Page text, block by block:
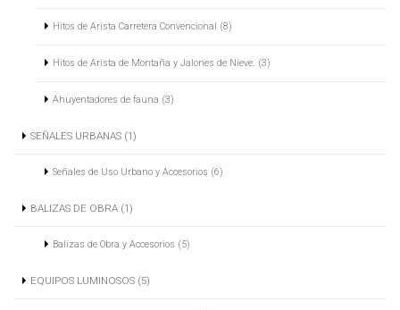
Hitos de Arista Carretera Convencional (8)
Hitos de Arista de Montaña y Jalones de Nieve. (3)
Ahuyentadores de fauna (3)
SEÑALES URBANAS (1)
Señales de Uso Urbano y Accesorios (6)
BALIZAS DE OBRA (1)
Balizas de Obra y Accesorios (5)
EQUIPOS LUMINOSOS (5)